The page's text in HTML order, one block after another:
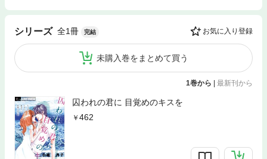
シリーズ 全1冊 完結 お気に入り登録
未購入巻をまとめて買う
1巻から 最新刊から
囚われの君に 目覚めのキスを
462